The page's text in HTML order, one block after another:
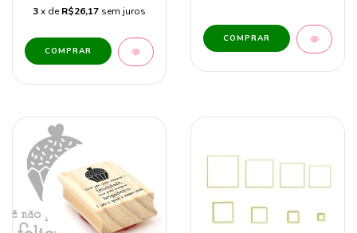
3x deR$26,17 sem juros